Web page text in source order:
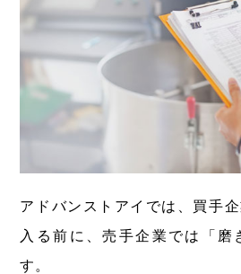
アドバンストアイでは、買手
入る前に、売手企業では「磨
す。